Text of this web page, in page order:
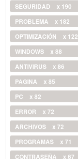
SEGURIDAD
x 190
PROBLEMA
x 182
OPTIMIZACIÓN
x 122
WINDOWS
x 88
ANTIVIRUS
x 86
PAGINA
x 85
PC
x 82
ERROR
x 72
ARCHIVOS
x 72
PROGRAMAS
x 71
CONTRASEÑA
x 67